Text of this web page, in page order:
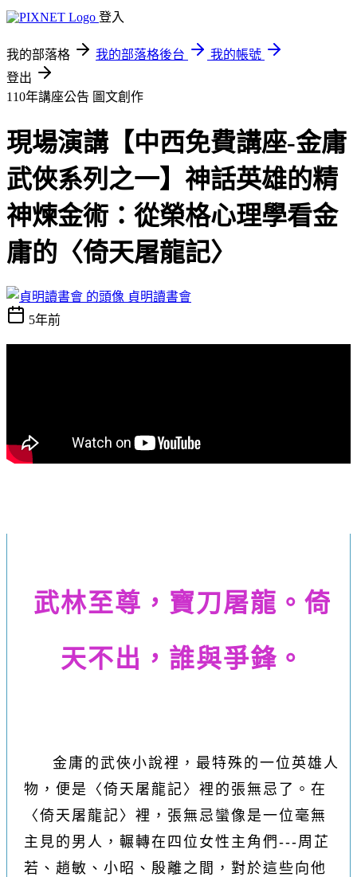
登入
我的部落格 我的部落格後台
我的帳號
登出
110年講座公告 圖文創作
現場演講【中西免費講座-金庸
武俠系列之一】神話英雄的精
神煉金術：從榮格心理學看金
庸的〈倚天屠龍記〉
貞明讀書會
5年前
武林至尊，寶刀屠龍。倚
天不出，誰與爭鋒。
金庸的武俠小說裡，最特殊的一位英雄人
物，便是〈倚天屠龍記〉裡的張無忌了。在
〈倚天屠龍記〉裡，張無忌蠻像是一位毫無
主見的男人，輾轉在四位女性主角們---周芷
若、趙敏、小昭、殷離之間，對於這些向他